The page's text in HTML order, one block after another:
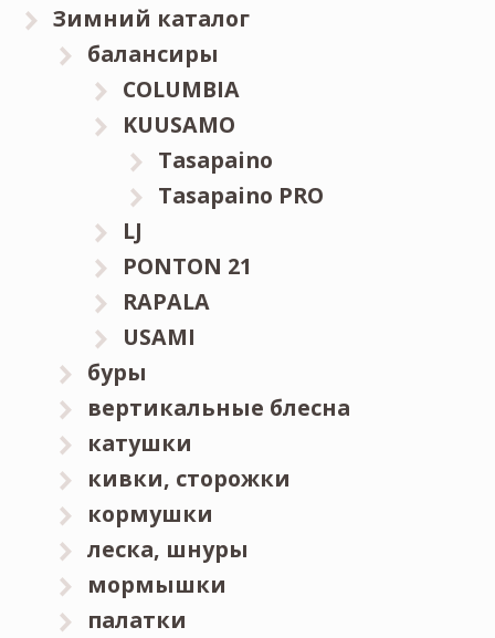
Зимний каталог
балансиры
COLUMBIA
KUUSAMO
Tasapaino
Tasapaino PRO
LJ
PONTON 21
RAPALA
USAMI
буры
вертикальные блесна
катушки
кивки, сторожки
кормушки
леска, шнуры
мормышки
палатки